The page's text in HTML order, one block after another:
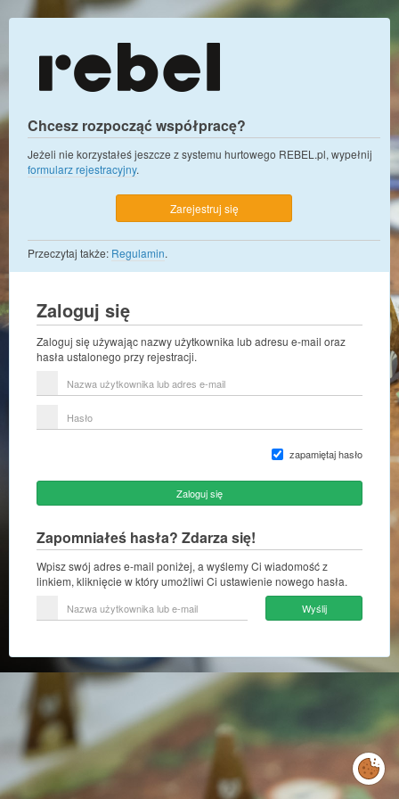
Chcesz rozpocząć współpracę?
Jeżeli nie korzystałeś jeszcze z systemu hurtowego REBEL.pl, wypełnij
formularz rejestracyjny.
Zarejestruj się
Przeczytaj także: Regulamin.
Zaloguj się
Zaloguj się używając nazwy użytkownika lub adresu e-mail oraz
hasła ustalonego przy rejestracji.
użytkownika
e-
zapamiętaj hasło
Zaloguj się
Zapomniałeś hasła? Zdarza się!
Wpisz swój adres e-mail poniżej, a wyślemy Ci wiadomość z
linkiem, kliknięcie w który umożliwi Ci ustawienie nowego hasła.
użytkownika
mail
Wyślij
Zarządzaj
preferencjami
cookies